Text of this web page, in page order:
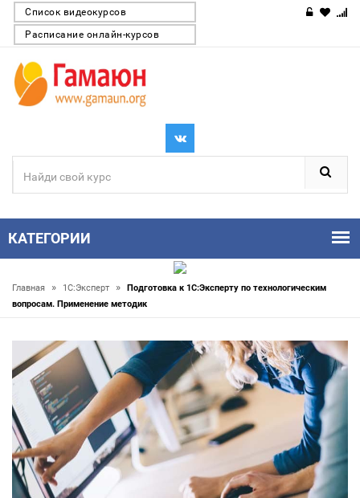
Список видеокурсов
Расписание онлайн-курсов
КАТЕГОРИИ
Главная » 1С:Эксперт »
Подготовка к 1С:Эксперту по технологическим
вопросам. Применение методик